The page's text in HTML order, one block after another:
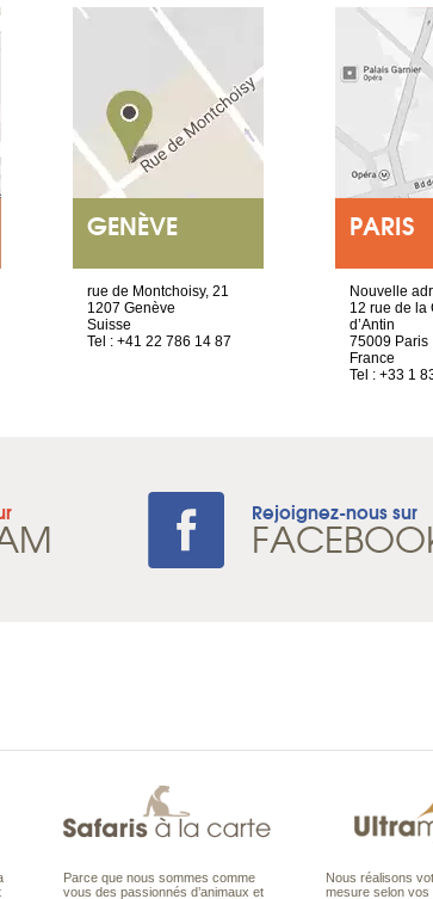
GENÈVE
rue de Montchoisy, 21
1207 Genève
Suisse
Tel : +41 22 786 14 87
PARIS
Nouvelle
12 rue de la
d’Antin
75009 Paris
France
Tel : +33 1
Rejoignez-nous sur
Parce que nous sommes comme
vous des passionnés d’animaux et
Nous réalisons
mesure selon vos